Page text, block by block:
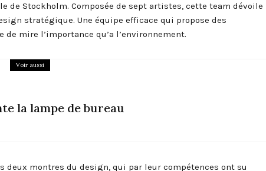
de Stockholm. Composée de sept artistes, cette team dévoile
stratégique. Une équipe efficace qui propose des
mire l’importance qu’a l’environnement.
Voir aussi
la lampe de bureau
deux montres du design, qui par leur compétences ont su